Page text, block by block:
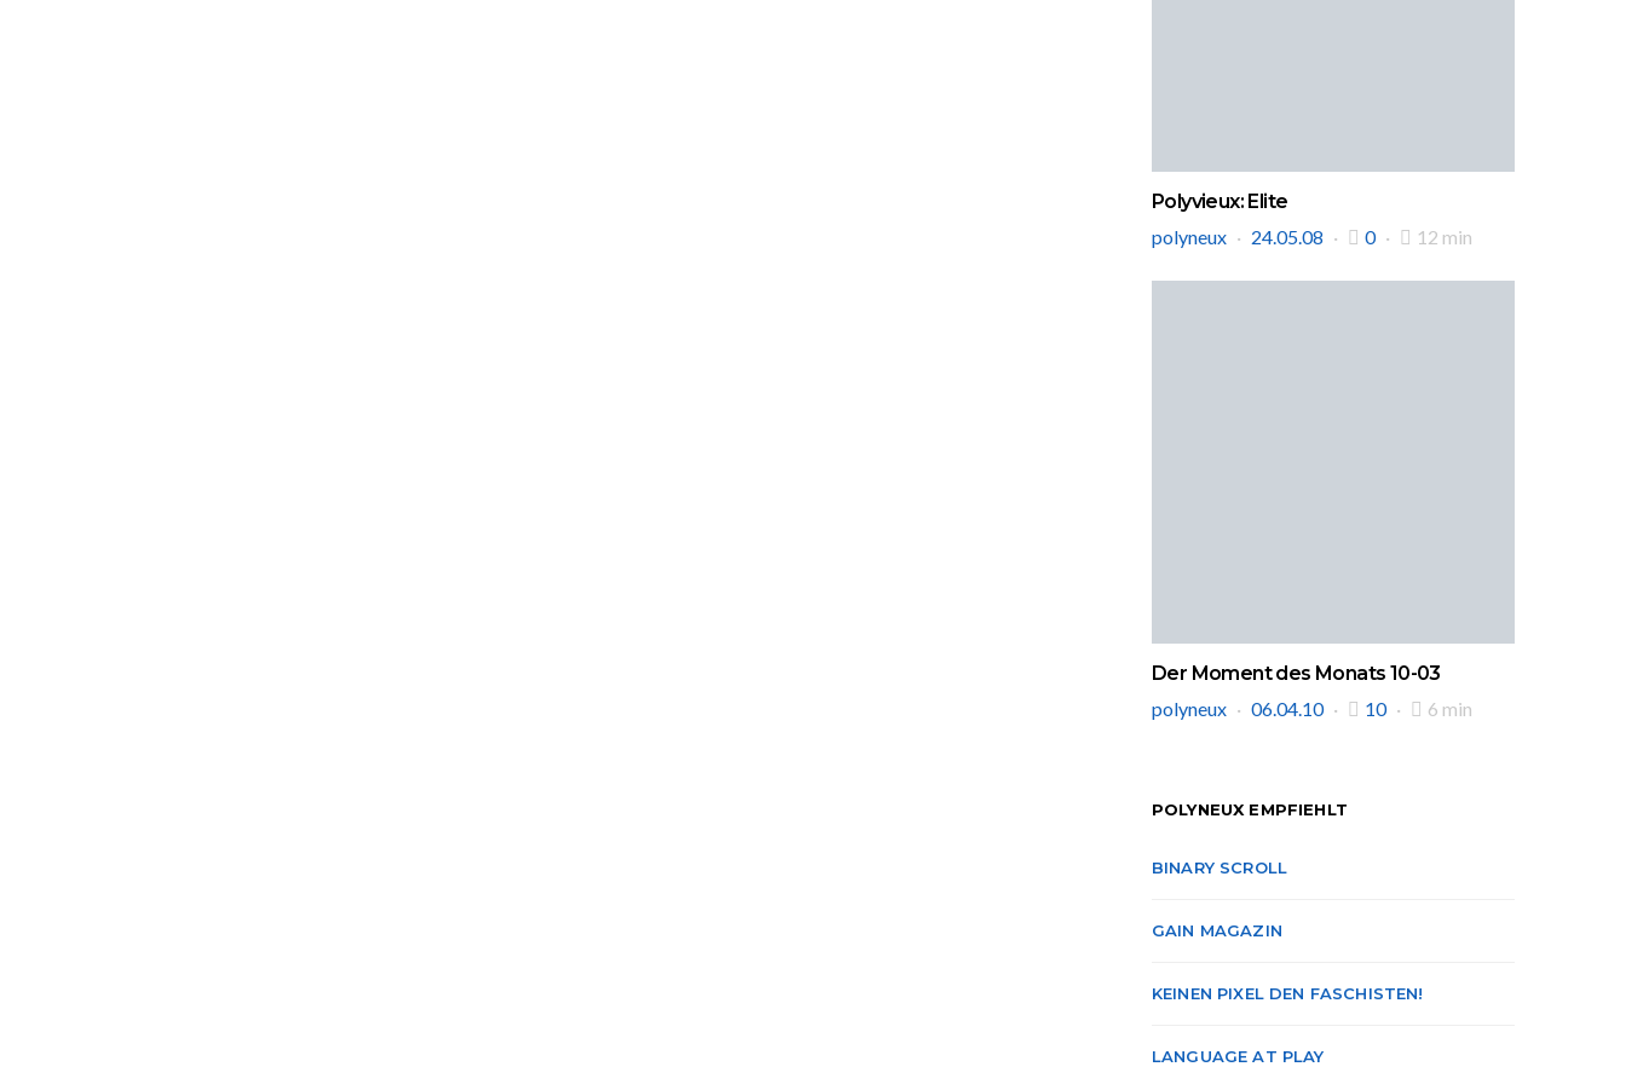
Polyvieux: Elite
polyneux
24.05.08 0 12 min
Der Moment des Monats 10-03
polyneux
06.04.10 10 6 min
POLYNEUX EMPFIEHLT
BINARY SCROLL
GAIN MAGAZIN
KEINEN PIXEL DEN FASCHISTEN!
LANGUAGE AT PLAY